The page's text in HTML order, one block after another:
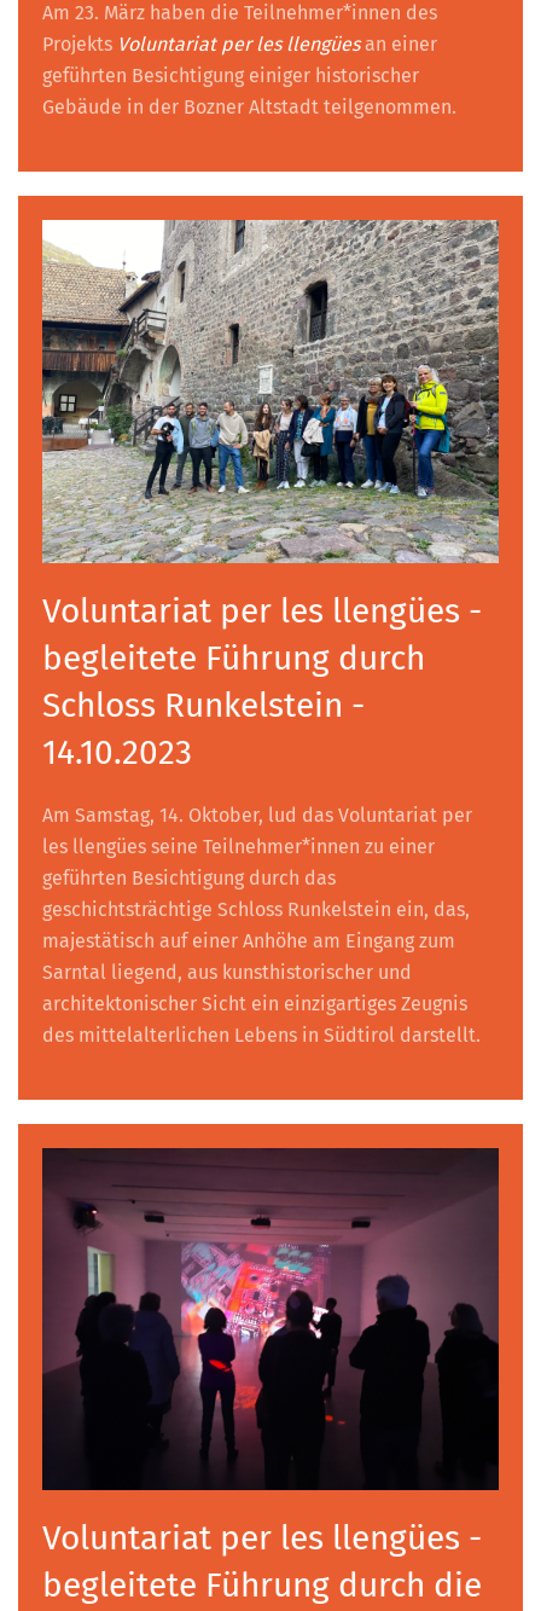
Am 23. März haben die Teilnehmer*innen des
Projekts Voluntariat per les llengüesan einer
geführten Besichtigung einiger historischer
Gebäude in der Bozner Altstadt teilgenommen.
Voluntariat per les llengües -
begleitete Führung durch
Schloss Runkelstein -
14.10.2023
Am Samstag, 14. Oktober, lud das Voluntariat per
les llengües seine Teilnehmer*innen zu einer
geführten Besichtigung durch das
geschichtsträchtige Schloss Runkelstein ein, das,
majestätisch auf einer Anhöhe am Eingang zum
Sarntal liegend, aus kunsthistorischer und
architektonischer Sicht ein einzigartiges Zeugnis
des mittelalterlichen Lebens in Südtirol darstellt.
Voluntariat per les llengües -
begleitete Führung durch die